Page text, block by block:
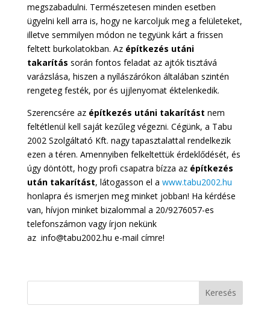
megszabadulni. Természetesen minden esetben
ügyelni kell arra is, hogy ne karcoljuk meg a felületeket,
illetve semmilyen módon ne tegyünk kárt a frissen
feltett burkolatokban. Az építkezés utáni
takarítás során fontos feladat az ajtók tisztává
varázslása, hiszen a nyílászárókon általában szintén
rengeteg festék, por és ujjlenyomat éktelenkedik.
Szerencsére az építkezés utáni takarítást nem
feltétlenül kell saját kezűleg végezni. Cégünk, a Tabu
2002 Szolgáltató Kft. nagy tapasztalattal rendelkezik
ezen a téren. Amennyiben felkeltettük érdeklődését, és
úgy döntött, hogy profi csapatra bízza az építkezés
után takarítást, látogasson el a www.tabu2002.hu
honlapra és ismerjen meg minket jobban! Ha kérdése
van, hívjon minket bizalommal a 20/9276057-es
telefonszámon vagy írjon nekünk
az info@tabu2002.hu e-mail címre!